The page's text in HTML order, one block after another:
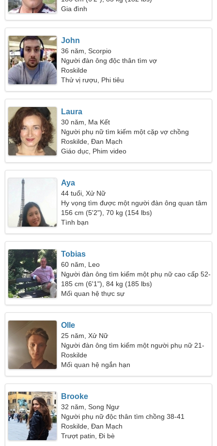
Gia đình
John
36 năm, Scorpio
Người đàn ông độc thân tìm vợ
Roskilde
Thử vị rượu, Phi tiêu
Laura
30 năm, Ma Kết
Người phụ nữ tìm kiếm một cặp vợ chồng
Roskilde, Đan Mạch
Giáo dục, Phim video
Aya
44 tuổi, Xử Nữ
Hy vọng tìm được một người đàn ông quan tâm
156 cm (5'2"), 70 kg (154 lbs)
Tình bạn
Tobias
60 năm, Leo
Người đàn ông tìm kiếm một phụ nữ cao cấp 52-
58
185 cm (6'1"), 84 kg (185 lbs)
Mối quan hệ thực sự
Olle
25 năm, Xử Nữ
Người đàn ông tìm kiếm một người phụ nữ 21-
30
Roskilde
Mối quan hệ ngắn hạn
Brooke
32 năm, Song Ngư
Người phụ nữ độc thân tìm chồng 38-41
Roskilde, Đan Mạch
Trượt patin, Đi bè